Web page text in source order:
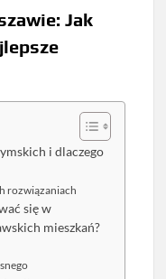
Jak
i dlaczego
rozwiązaniach
się w
mieszkań?